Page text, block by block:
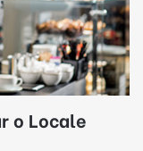
o Locale